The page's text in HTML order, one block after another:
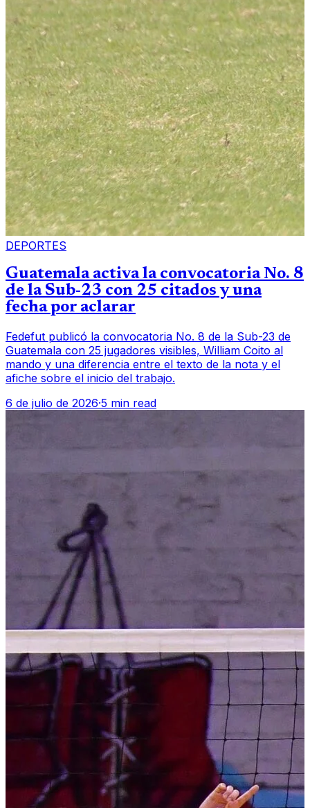
DEPORTES
Guatemala activa la convocatoria No. 8
de la Sub-23 con 25 citados y una
fecha por aclarar
Fedefut publicó la convocatoria No. 8 de la Sub-23 de
Guatemala con 25 jugadores visibles, William Coito al
mando y una diferencia entre el texto de la nota y el
afiche sobre el inicio del trabajo.
6 de julio de 2026·5 min read